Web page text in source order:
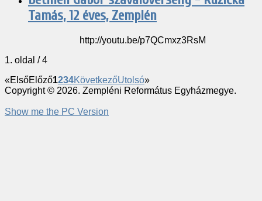
Tamás, 12 éves, Zemplén
http://youtu.be/p7QCmxz3RsM
1. oldal / 4
«ElsőElőző1234KövetkezőUtolsó»
Copyright © 2026. Zempléni Református Egyházmegye.
Show me the PC Version